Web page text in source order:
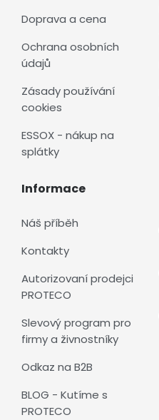
Doprava a cena
Ochrana osobních
údajů
Zásady používání
cookies
ESSOX - nákup na
splátky
Informace
Náš příběh
Kontakty
Autorizovaní prodejci
PROTECO
Slevový program pro
firmy a živnostníky
Odkaz na B2B
BLOG - Kutíme s
PROTECO